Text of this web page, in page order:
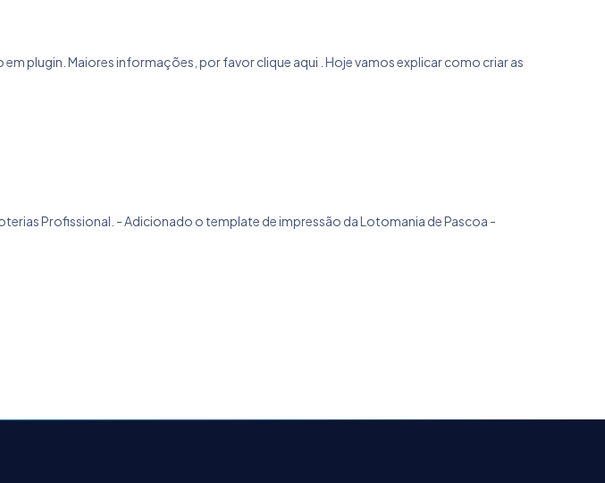
plugin. Maiores informações, por favor clique aqui . Hoje vamos explicar como criar as
Profissional. - Adicionado o template de impressão da Lotomania de Pascoa -